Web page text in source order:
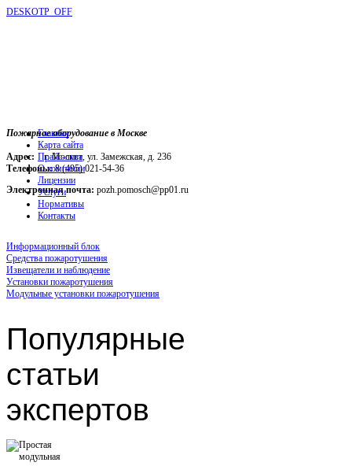
DESKOTP_OFF
Пожарное оборудование в Москве
Адрес: г. Москва, ул. Замежская, д. 236
Телефоны:8 (495) 021-54-36
Электронная почта: pozh.pomosch@pp01.ru
Главная
Карта сайта
Прайс-лист
О компании
Лицензии
Услуги
Нормативы
Контакты
Информационный блок
Средства пожаротушения
Извещатели и наблюдение
Установки пожаротушения
Модульные установки пожаротушения
Популярные
статьи
экспертов